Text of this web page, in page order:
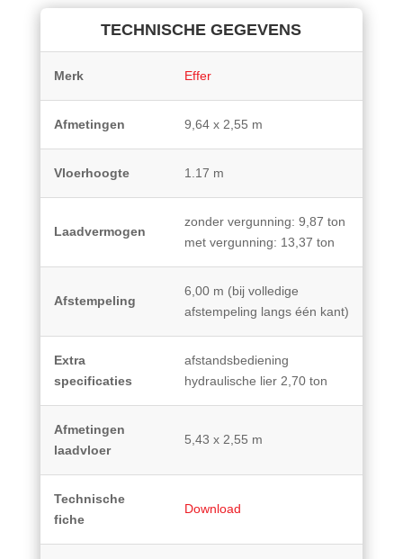
TECHNISCHE GEGEVENS
Merk Effer
Afmetingen 9,64 x 2,55 m
Vloerhoogte 1.17 m
Laadvermogen
zonder vergunning: 9,87 ton
met vergunning: 13,37 ton
Afstempeling
6,00 m (bij volledige
afstempeling langs één kant)
Extra
specificaties
afstandsbediening
hydraulische lier 2,70 ton
Afmetingen
laadvloer
5,43 x 2,55 m
Technische
fiche
Download